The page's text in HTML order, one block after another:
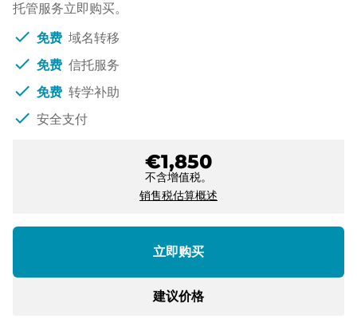
托管服务立即购买。
check 免费 域名转移
check 免费 信托服务
check 免费 转学补助
check 安全支付
€1,850
不含增值税。
销售税估算概述
立即购买
建议价格